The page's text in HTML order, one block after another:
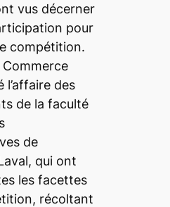
vus décerner
pour
compétition.
Commerce
l’affaire des
de la faculté
de
qui ont
les facettes
récoltant